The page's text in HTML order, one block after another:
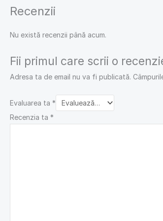
Recenzii
Nu există recenzii până acum.
Fii primul care scrii o
Adresa ta de email nu va fi publicată.
Evaluarea ta *
Recenzia ta *